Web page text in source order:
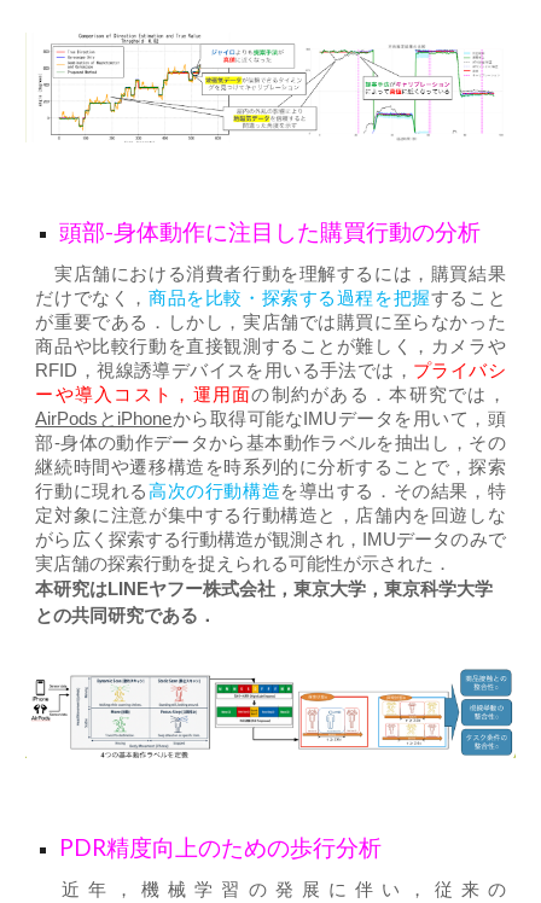
頭部-身体動作に注目した購買行動の分析
実店舗における消費者行動を理解するには，購買結果
だけでなく， 商品を比較・探索する過程を把握すること
が重要である．しかし，実店舗では購買に至らなかった
商品や比較行動を直接観測することが難しく，カメラや
RFID，視線誘導デバイスを用いる手法では， プライバシ
ーや導入コスト，運用面の制約がある．本研究では，
AirPodsとiPhoneから取得可能なIMUデータを用いて，頭
部-身体の動作データから基本動作ラベルを抽出し，その
継続時間や遷移構造を時系列的に分析することで，探索
行動に現れる高次の行動構造を導出する．その結果，特
定対象に注意が集中する行動構造と，店舗内を回遊しな
がら広く探索する行動構造が観測され，IMUデータのみで
実店舗の探索行動を捉えられる可能性が示された．
本研究はLINEヤフー株式会社，東京大学，東京科学大学
との共同研究である．
PDR精度向上のための歩行分析
近年，機械学習の発展に伴い，従来の